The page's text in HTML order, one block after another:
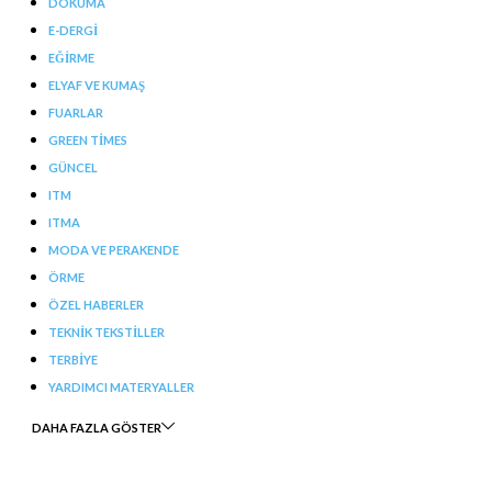
E-DERGI
EĞIRME
ELYAF VE KUMAŞ
FUARLAR
GREEN TIMES
GÜNCEL
ITM
ITMA
MODA VE PERAKENDE
ÖRME
ÖZEL HABERLER
TEKNIK TEKSTILLER
TERBIYE
YARDIMCI MATERYALLER
DAHA FAZLA GÖSTER